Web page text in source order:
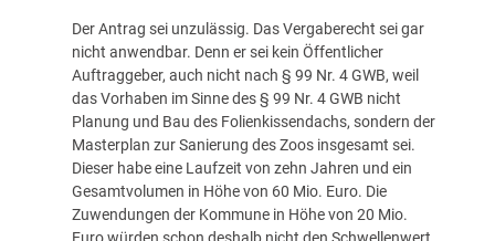
Der Antrag sei unzulässig. Das Vergaberecht sei gar
nicht anwendbar. Denn er sei kein Öffentlicher
Auftraggeber, auch nicht nach § 99 Nr. 4 GWB, weil
das Vorhaben im Sinne des § 99 Nr. 4 GWB nicht
Planung und Bau des Folienkissendachs, sondern der
Masterplan zur Sanierung des Zoos insgesamt sei.
Dieser habe eine Laufzeit von zehn Jahren und ein
Gesamtvolumen in Höhe von 60 Mio. Euro. Die
Zuwendungen der Kommune in Höhe von 20 Mio.
Euro würden schon deshalb nicht den Schwellenwert